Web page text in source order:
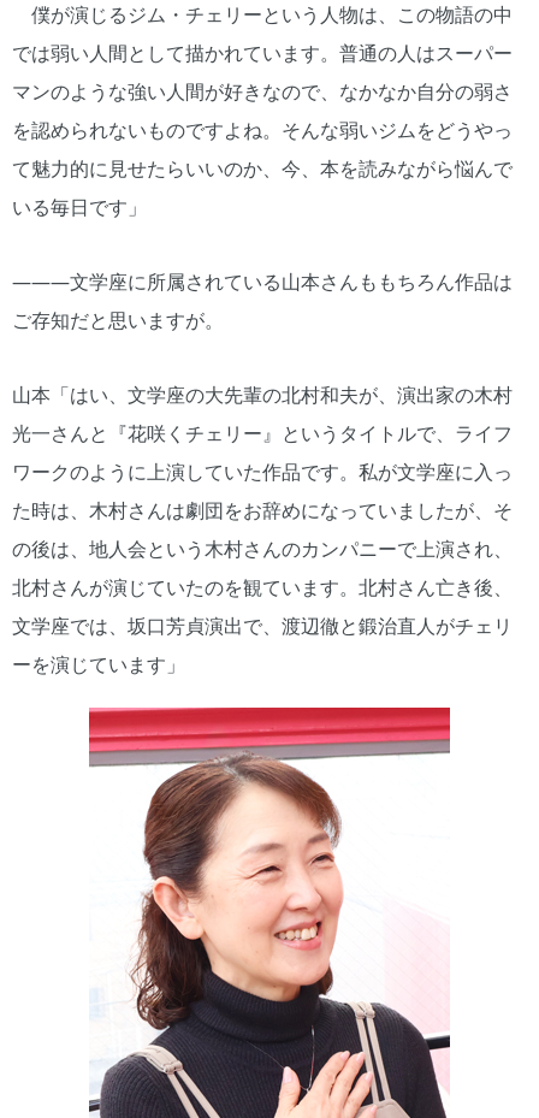
僕が演じるジム・チェリーという人物は、この物語の中
では弱い人間として描かれています。普通の人はスーパー
マンのような強い人間が好きなので、なかなか自分の弱さ
を認められないものですよね。そんな弱いジムをどうやっ
て魅力的に見せたらいいのか、今、本を読みながら悩んで
いる毎日です」
―――文学座に所属されている山本さんももちろん作品は
ご存知だと思いますが。
山本「はい、文学座の大先輩の北村和夫が、演出家の木村
光一さんと『花咲くチェリー』というタイトルで、ライフ
ワークのように上演していた作品です。私が文学座に入っ
た時は、木村さんは劇団をお辞めになっていましたが、そ
の後は、地人会という木村さんのカンパニーで上演され、
北村さんが演じていたのを観ています。北村さん亡き後、
文学座では、坂口芳貞演出で、渡辺徹と鍛治直人がチェリ
ーを演じています」